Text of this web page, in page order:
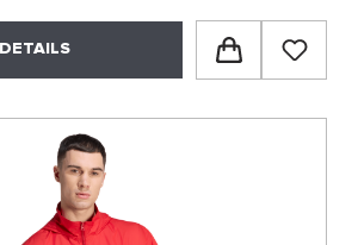
DETAILS